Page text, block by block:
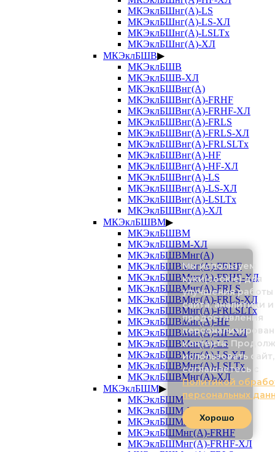
МКЭклБШнг(А)-LS
МКЭклБШнг(А)-LS-ХЛ
МКЭклБШнг(А)-LSLTx
МКЭклБШнг(А)-ХЛ
МКЭклБШВ▶
МКЭклБШВ
МКЭклБШВ-ХЛ
МКЭклБШВнг(А)
МКЭклБШВнг(А)-FRHF
МКЭклБШВнг(А)-FRHF-ХЛ
МКЭклБШВнг(А)-FRLS
МКЭклБШВнг(А)-FRLS-ХЛ
МКЭклБШВнг(А)-FRLSLTx
МКЭклБШВнг(А)-HF
МКЭклБШВнг(А)-HF-ХЛ
МКЭклБШВнг(А)-LS
МКЭклБШВнг(А)-LS-ХЛ
МКЭклБШВнг(А)-LSLTx
МКЭклБШВнг(А)-ХЛ
МКЭклБШВМ▶
МКЭклБШВМ
МКЭклБШВМ-ХЛ
МКЭклБШВМнг(А)
МКЭклБШВМнг(А)-FRHF
МКЭклБШВМнг(А)-FRHF-ХЛ
МКЭклБШВМнг(А)-FRLS
МКЭклБШВМнг(А)-FRLS-ХЛ
МКЭклБШВМнг(А)-FRLSLTx
МКЭклБШВМнг(А)-HF
МКЭклБШВМнг(А)-HF-ХЛ
МКЭклБШВМнг(А)-LS
МКЭклБШВМнг(А)-LS-ХЛ
МКЭклБШВМнг(А)-LSLTx
МКЭклБШВМнг(А)-ХЛ
МКЭклБШМ▶
МКЭклБШМ
МКЭклБШМ-ХЛ
МКЭклБШМнг(А)
МКЭклБШМнг(А)-FRHF
МКЭклБШМнг(А)-FRHF-ХЛ
Мы используем
куки(cookie) для
улучшения работы
сайта, аналитики и
предоставления
контента.
использовать
соглашаетесь с
Политикой
персональных
Хорошо